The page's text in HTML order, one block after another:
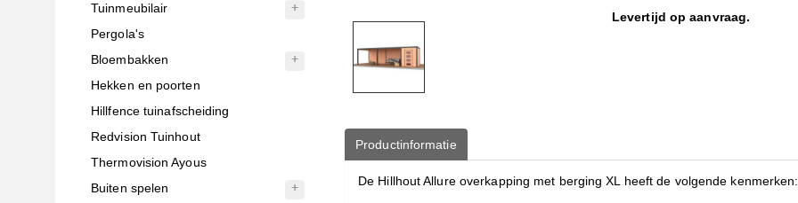
Tuinmeubilair
Pergola's
Bloembakken
Hekken en poorten
Hillfence tuinafscheiding
Redvision Tuinhout
Thermovision Ayous
Buiten spelen
Levertijd op aanvraag.
Productinformatie
De Hillhout Allure overkapping met berging XL heeft de volgende kenmerken: